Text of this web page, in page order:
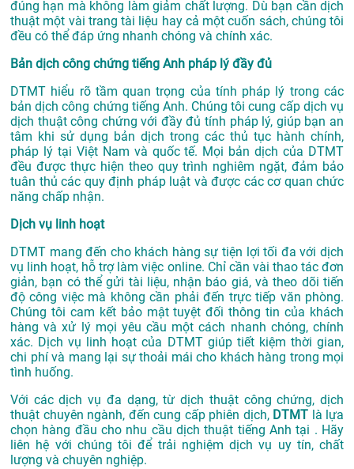
đúng hạn mà không làm giảm chất lượng. Dù bạn cần dịch
thuật một vài trang tài liệu hay cả một cuốn sách, chúng tôi
đều có thể đáp ứng nhanh chóng và chính xác.
Bản dịch công chứng tiếng Anh pháp lý đầy đủ
DTMT hiểu rõ tầm quan trọng của tính pháp lý trong các
bản dịch công chứng tiếng Anh. Chúng tôi cung cấp dịch vụ
dịch thuật công chứng với đầy đủ tính pháp lý, giúp bạn an
tâm khi sử dụng bản dịch trong các thủ tục hành chính,
pháp lý tại Việt Nam và quốc tế. Mọi bản dịch của DTMT
đều được thực hiện theo quy trình nghiêm ngặt, đảm bảo
tuân thủ các quy định pháp luật và được các cơ quan chức
năng chấp nhận.
Dịch vụ linh hoạt
DTMT mang đến cho khách hàng sự tiện lợi tối đa với dịch
vụ linh hoạt, hỗ trợ làm việc online. Chỉ cần vài thao tác đơn
giản, bạn có thể gửi tài liệu, nhận báo giá, và theo dõi tiến
độ công việc mà không cần phải đến trực tiếp văn phòng.
Chúng tôi cam kết bảo mật tuyệt đối thông tin của khách
hàng và xử lý mọi yêu cầu một cách nhanh chóng, chính
xác. Dịch vụ linh hoạt của DTMT giúp tiết kiệm thời gian,
chi phí và mang lại sự thoải mái cho khách hàng trong mọi
tình huống.
Với các dịch vụ đa dạng, từ dịch thuật công chứng, dịch
thuật chuyên ngành, đến cung cấp phiên dịch, DTMT là lựa
chọn hàng đầu cho nhu cầu dịch thuật tiếng Anh tại . Hãy
liên hệ với chúng tôi để trải nghiệm dịch vụ uy tín, chất
lượng và chuyên nghiệp.